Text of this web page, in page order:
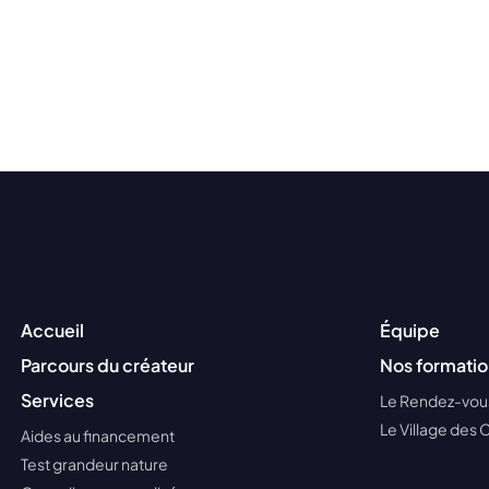
Accueil
Parcours du créateur
Services
Aides au financement
Test grandeur nature
Équipe
Nos
Le Rendez-
Le Village des